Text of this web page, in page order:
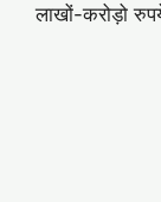
लाखों-करोड़ो